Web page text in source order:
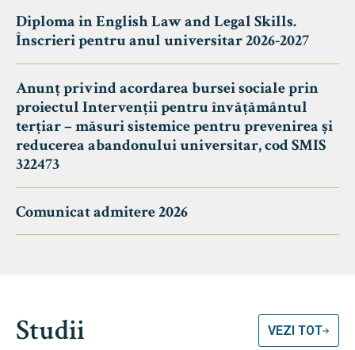
Diploma in English Law and Legal Skills.
Înscrieri pentru anul universitar 2026-2027
Anunț privind acordarea bursei sociale prin
proiectul Intervenții pentru învățământul
terțiar – măsuri sistemice pentru prevenirea și
reducerea abandonului universitar, cod SMIS
322473
Comunicat admitere 2026
Studii VEZI TOT